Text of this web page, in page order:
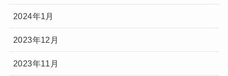
2024年1月
2023年12月
2023年11月